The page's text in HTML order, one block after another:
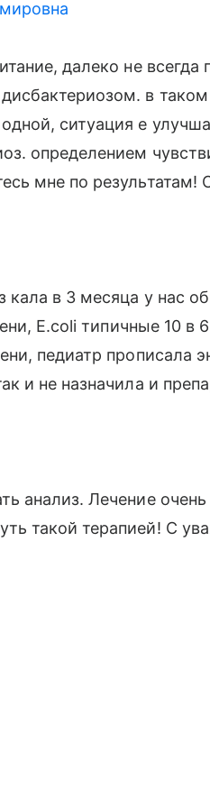
далеко не
в
ситуация е
определением
мне по результатам!
кала в 3 месяца у нас
E.coli типичные 10 в
педиатр прописала
и не назначила и
анализ. Лечение
такой терапией! С